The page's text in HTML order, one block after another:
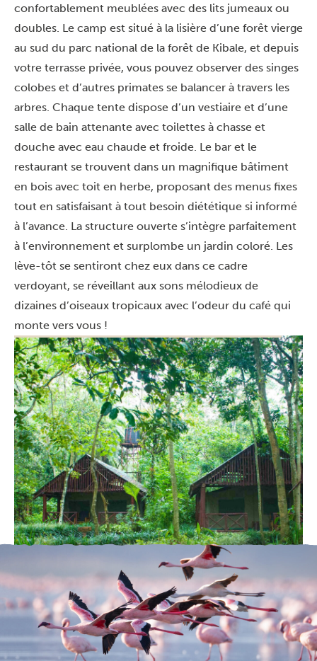
confortablement meublées avec des lits jumeaux ou
doubles. Le camp est situé à la lisière d’une forêt vierge
au sud du parc national de la forêt de Kibale, et depuis
votre terrasse privée, vous pouvez observer des singes
colobes et d’autres primates se balancer à travers les
arbres. Chaque tente dispose d’un vestiaire et d’une
salle de bain attenante avec toilettes à chasse et
douche avec eau chaude et froide. Le bar et le
restaurant se trouvent dans un magnifique bâtiment
en bois avec toit en herbe, proposant des menus fixes
tout en satisfaisant à tout besoin diététique si informé
à l’avance. La structure ouverte s’intègre parfaitement
à l’environnement et surplombe un jardin coloré. Les
lève-tôt se sentiront chez eux dans ce cadre
verdoyant, se réveillant aux sons mélodieux de
dizaines d’oiseaux tropicaux avec l’odeur du café qui
monte vers vous !